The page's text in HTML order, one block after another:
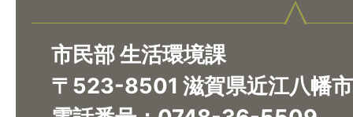
市民部 生活環境課
〒523-8501 滋賀県近江八幡